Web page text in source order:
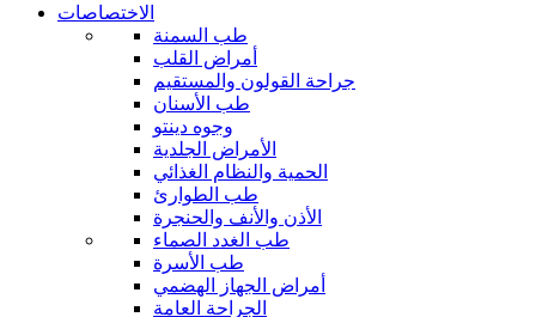
الاختصاصات
طب السمنة
أمراض القلب
جراحة القولون والمستقيم
طب الأسنان
وجوه دينتو
الأمراض الجلدية
الحمية والنظام الغذائي
طب الطوارئ
الأذن والأنف والحنجرة
طب الغدد الصماء
طب الأسرة
أمراض الجهاز الهضمي
الجراحة العامة